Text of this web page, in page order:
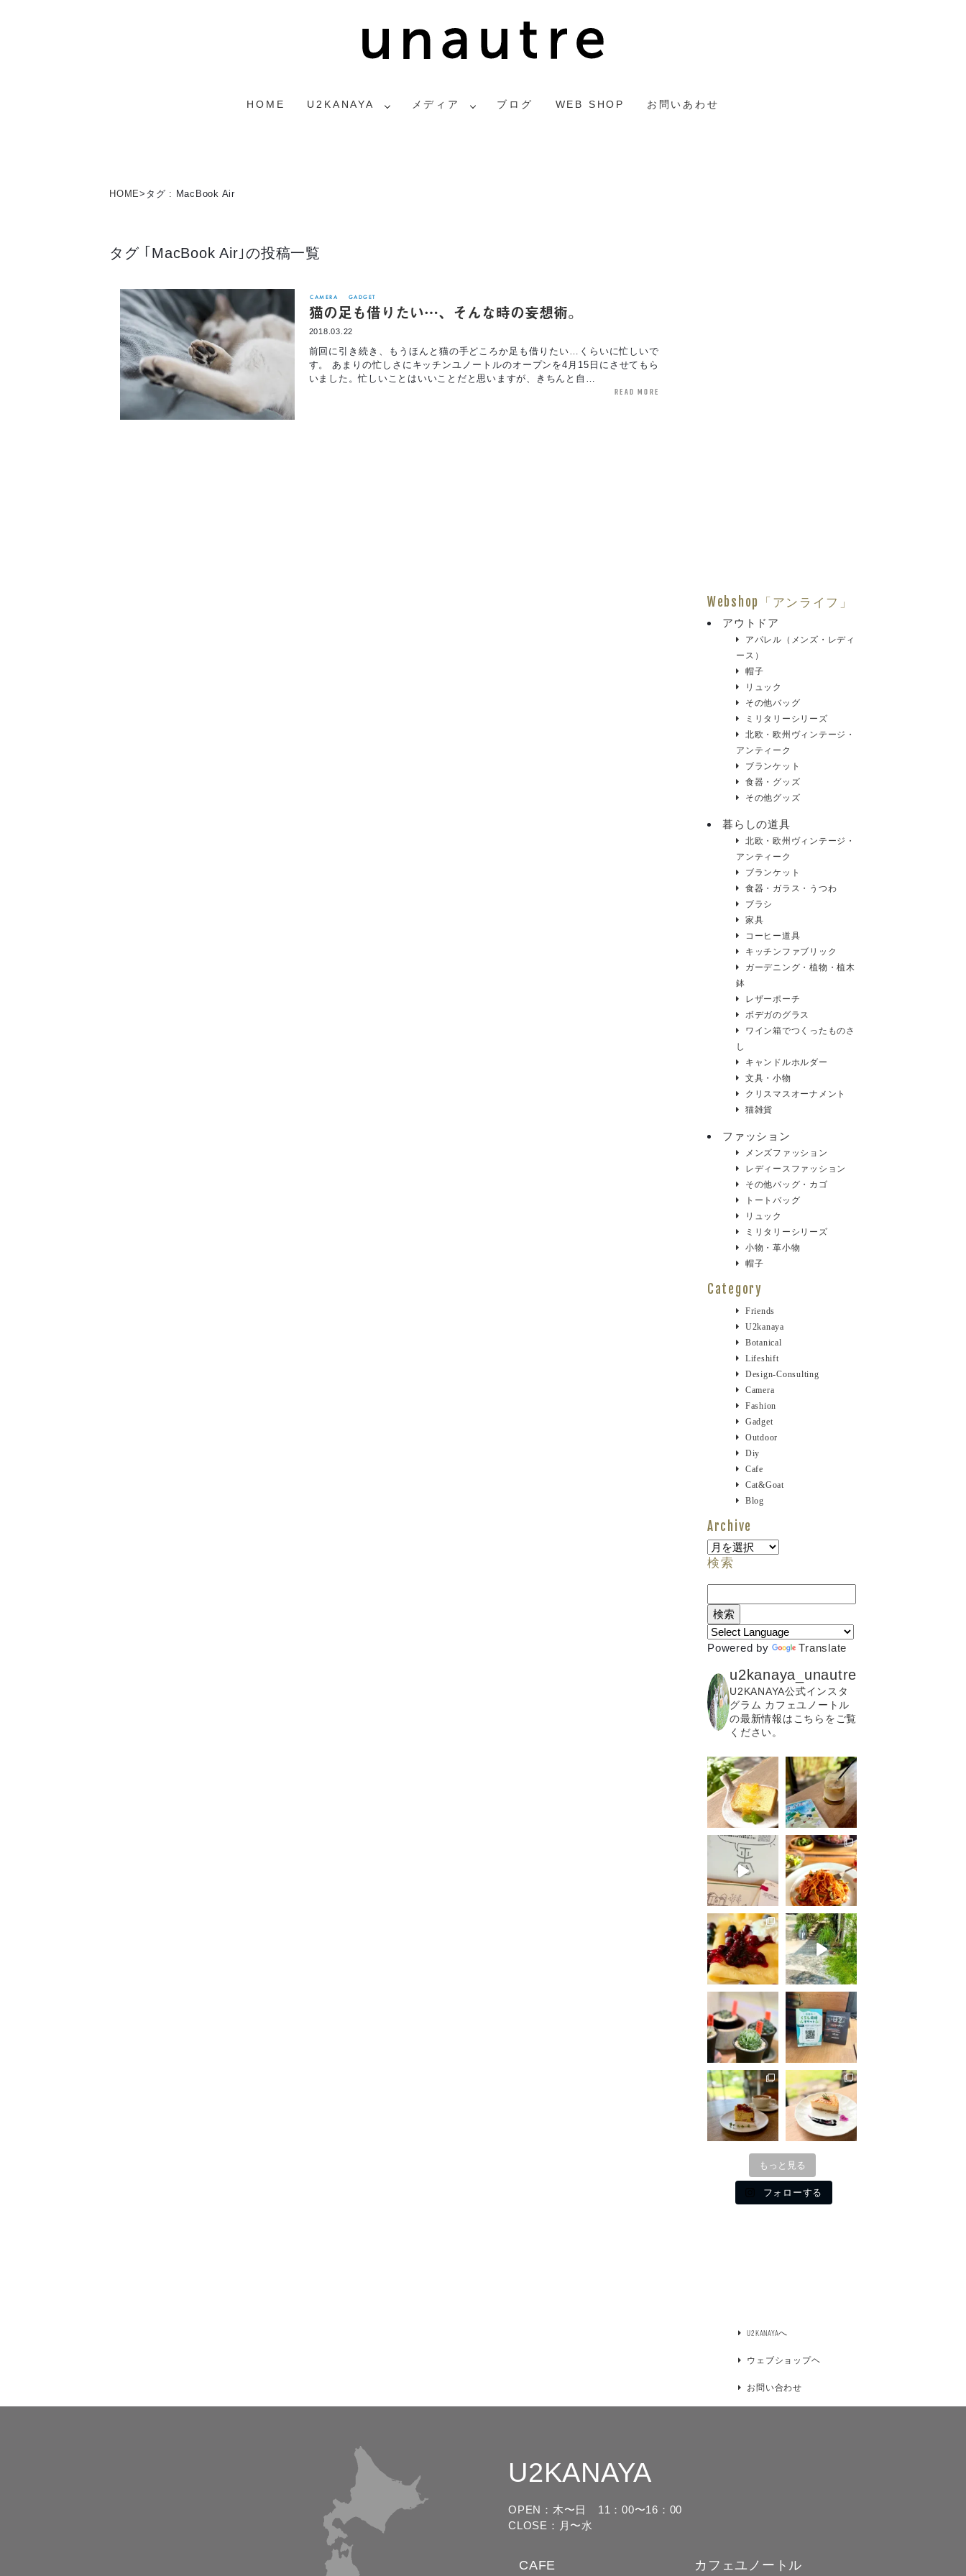
HOME U2KANAYA メディア ブログ WEB SHOP お問いあわせ
HOME> タグ : MacBook Air
タグ ｢MacBook Air｣の投稿一覧
CAMERA GADGET
猫の足も借りたい…、そんな時の妄想術。
2018.03.22
前回に引き続き、もうほんと猫の手どころか足も借りたい…くらいに忙しいで
す。 あまりの忙しさにキッチンユノートルのオープンを4月15日にさせてもら
いました。忙しいことはいいことだと思いますが、きちんと自…
read more
Webshop「アンライフ」
アウトドア
アパレル（メンズ・レディ
ース）
帽子
リュック
その他バッグ
ミリタリーシリーズ
北欧・欧州ヴィンテージ・
アンティーク
ブランケット
食器・グッズ
その他グッズ
暮らしの道具
北欧・欧州ヴィンテージ・
アンティーク
ブランケット
食器・ガラス・うつわ
ブラシ
家具
コーヒー道具
キッチンファブリック
ガーデニング・植物・植木
鉢
レザーポーチ
ボデガのグラス
ワイン箱でつくったものさ
し
キャンドルホルダー
文具・小物
クリスマスオーナメント
猫雑貨
ファッション
メンズファッション
レディースファッション
その他バッグ・カゴ
トートバッグ
リュック
ミリタリーシリーズ
小物・革小物
帽子
Category
Friends
U2kanaya
Botanical
Lifeshift
Design-Consulting
Camera
Fashion
Gadget
Outdoor
Diy
Cafe
Cat&goat
Blog
Archive
Archive
検索
索:
Powered by Translate
u2kanaya_unautre
U2KANAYA公式インスタ
グラム カフェユノートル
の最新情報はこちらをご覧
ください。
もっと見る
フォローする
U2KANAYAへ
ウェブショップヘ
お問い合わせ
U2KANAYA
OPEN：木〜日 11：00〜16：00
CLOSE：月〜水
CAFE カフェユノートル